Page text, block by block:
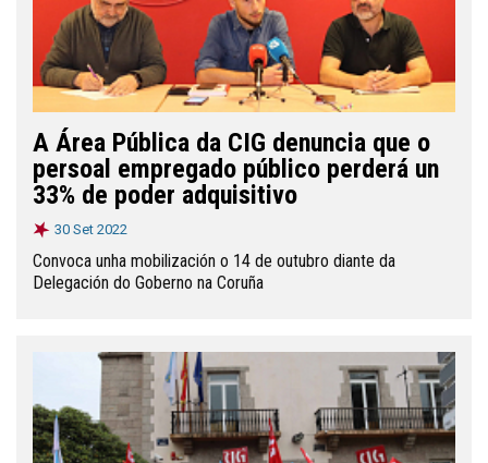
A Área Pública da CIG denuncia que o
persoal empregado público perderá un
33% de poder adquisitivo
30 Set 2022
Convoca unha mobilización o 14 de outubro diante da
Delegación do Goberno na Coruña